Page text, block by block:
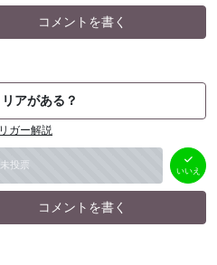
コメントを書く
アがある？
ガー解説
未投票
いいえ
（ 0件）
いいえ
コメントを書く